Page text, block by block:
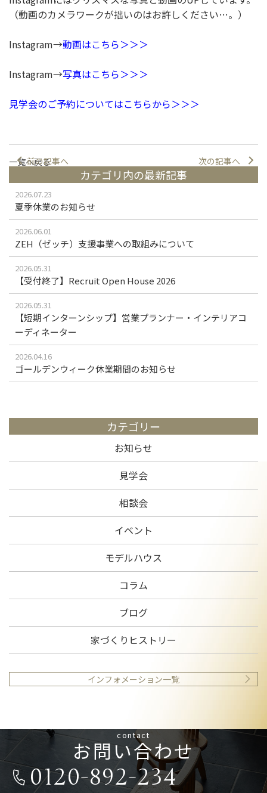
（動画のカメラワークが拙いのはお許しください…。）
Instagram→動画はこちら＞＞＞
Instagram→写真はこちら＞＞＞
見学会のご予約についてはこちらから＞＞＞
前の記事へ 次の記事へ
一覧へ戻る
カテゴリ内の最新記事
2026.07.23
夏季休業のお知らせ
2026.06.01
ZEH（ゼッチ）支援事業への取組みについて
2026.05.31
【受付終了】Recruit Open House 2026
2026.05.31
【短期インターンシップ】営業プランナー・インテリアコ
ーディネーター
2026.04.16
ゴールデンウィーク休業期間のお知らせ
カテゴリー
お知らせ
見学会
相談会
イベント
モデルハウス
コラム
ブログ
家づくりヒストリー
インフォメーション一覧
contact
お問い合わせ
0120-892-234